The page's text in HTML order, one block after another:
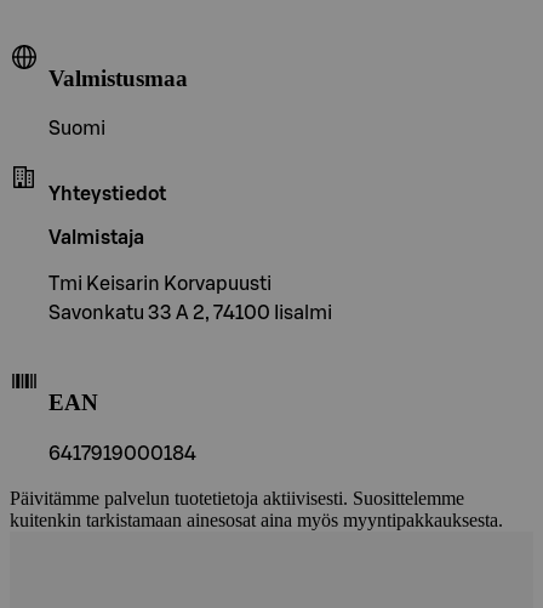
Valmistusmaa
Suomi
Yhteystiedot
Valmistaja
Tmi Keisarin Korvapuusti
Savonkatu 33 A 2, 74100 Iisalmi
EAN
6417919000184
Päivitämme palvelun tuotetietoja aktiivisesti. Suosittelemme
kuitenkin tarkistamaan ainesosat aina myös myyntipakkauksesta.